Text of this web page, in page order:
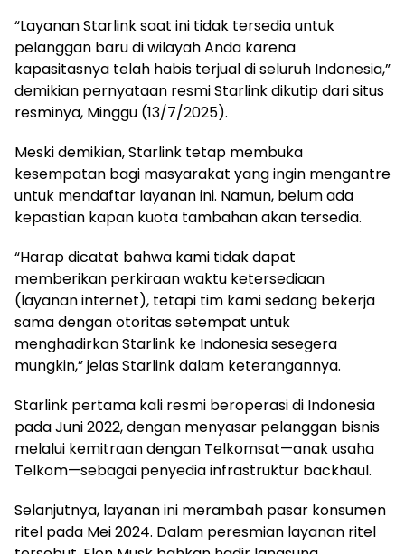
“Layanan Starlink saat ini tidak tersedia untuk
pelanggan baru di wilayah Anda karena
kapasitasnya telah habis terjual di seluruh Indonesia,”
demikian pernyataan resmi Starlink dikutip dari situs
resminya, Minggu (13/7/2025).
Meski demikian, Starlink tetap membuka
kesempatan bagi masyarakat yang ingin mengantre
untuk mendaftar layanan ini. Namun, belum ada
kepastian kapan kuota tambahan akan tersedia.
“Harap dicatat bahwa kami tidak dapat
memberikan perkiraan waktu ketersediaan
(layanan internet), tetapi tim kami sedang bekerja
sama dengan otoritas setempat untuk
menghadirkan Starlink ke Indonesia sesegera
mungkin,” jelas Starlink dalam keterangannya.
Starlink pertama kali resmi beroperasi di Indonesia
pada Juni 2022, dengan menyasar pelanggan bisnis
melalui kemitraan dengan Telkomsat—anak usaha
Telkom—sebagai penyedia infrastruktur backhaul.
Selanjutnya, layanan ini merambah pasar konsumen
ritel pada Mei 2024. Dalam peresmian layanan ritel